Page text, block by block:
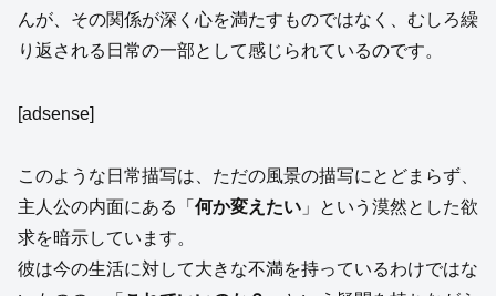
んが、その関係が深く心を満たすものではなく、むしろ繰
り返される日常の一部として感じられているのです。
[adsense]
このような日常描写は、ただの風景の描写にとどまらず、
主人公の内面にある「 何か変えたい 」という漠然とした欲
求を暗示しています。
彼は今の生活に対して大きな不満を持っているわけではな